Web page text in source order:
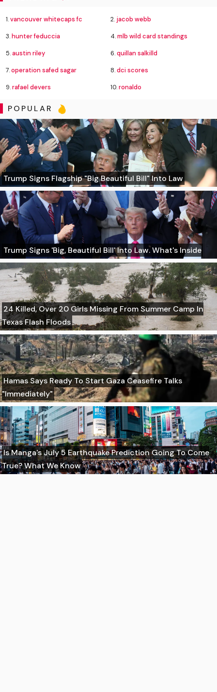
1.vancouver whitecaps fc 2. jacob webb
3.hunter feduccia 4.mlb wild card standings
5.austin riley 6.quillan salkilld
7.operation safed sagar 8.dci scores
9.rafael devers 10.ronaldo
POPULAR
Trump Signs Flagship "Big Beautiful Bill" Into Law
Trump Signs 'Big, Beautiful Bill' Into Law. What's Inside
24 Killed, Over 20 Girls Missing From Summer Camp In
Texas Flash Floods
Hamas Says Ready To Start Gaza Ceasefire Talks
"Immediately"
Is Manga's July 5 Earthquake Prediction Going To Come
True? What We Know